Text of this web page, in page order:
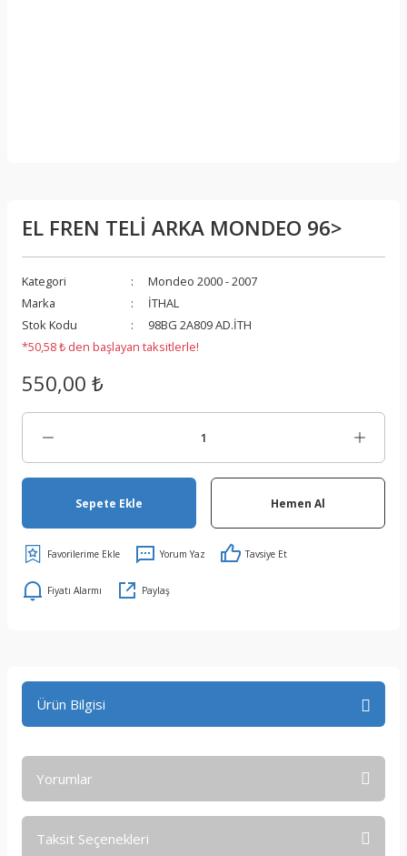
EL FREN TELİ ARKA MONDEO 96>
Kategori
Mondeo 2000 - 2007
Marka
İTHAL
Stok Kodu
98BG 2A809 AD.İTH
*50,58 ₺ den başlayan taksitlerle!
550,00 ₺
Sepete Ekle Hemen Al
Yorum Yaz Tavsiye Et
Fiyatı Alarmı Paylaş
Ürün Bilgisi
Yorumlar
Taksit Seçenekleri